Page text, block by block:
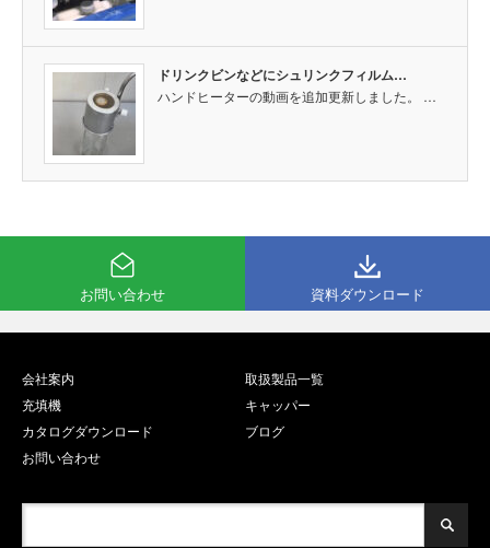
ドリンクビンなどにシュリンクフィルム…
ハンドヒーターの動画を追加更新しました。 …
お問い合わせ 資料ダウンロード
会社案内
取扱製品一覧
充填機
キャッパー
カタログダウンロード
ブログ
お問い合わせ